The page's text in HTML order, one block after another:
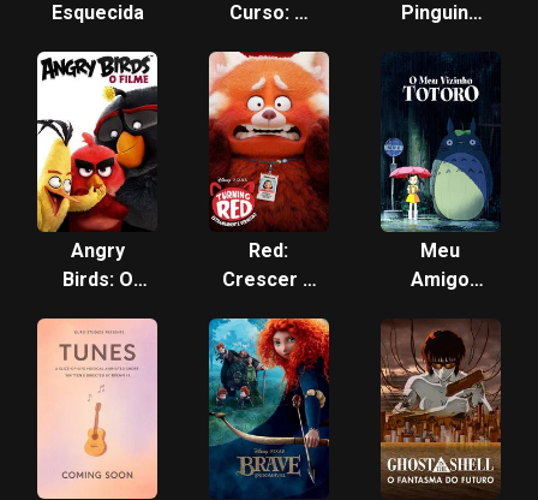
Esquecida
Curso: O
Pinguins
Madagascar
- O Filme
Angry
Birds: O
Red:
Crescer é
Meu
Amigo